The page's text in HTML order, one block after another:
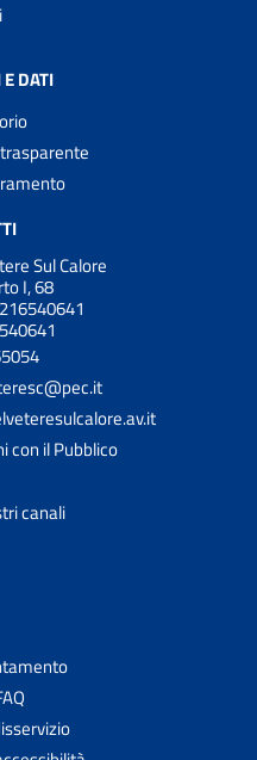
DATI
Sul Calore
I, 68
con il Pubblico
canali